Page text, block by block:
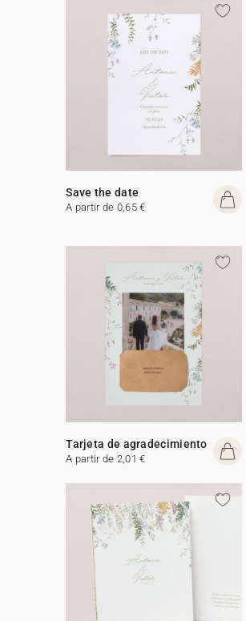
Save the date
A partir de 0,65 €
Tarjeta de agradecimiento
A partir de 2,01 €